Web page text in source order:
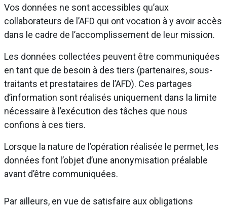
Vos données ne sont accessibles qu’aux
collaborateurs de l’AFD qui ont vocation à y avoir accès
dans le cadre de l’accomplissement de leur mission.
Les données collectées peuvent être communiquées
en tant que de besoin à des tiers (partenaires, sous-
traitants et prestataires de l’AFD). Ces partages
d’information sont réalisés uniquement dans la limite
nécessaire à l’exécution des tâches que nous
confions à ces tiers.
Lorsque la nature de l’opération réalisée le permet, les
données font l’objet d’une anonymisation préalable
avant d’être communiquées.
Par ailleurs, en vue de satisfaire aux obligations